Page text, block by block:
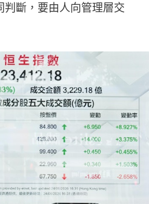
斷，要由人向管理層交